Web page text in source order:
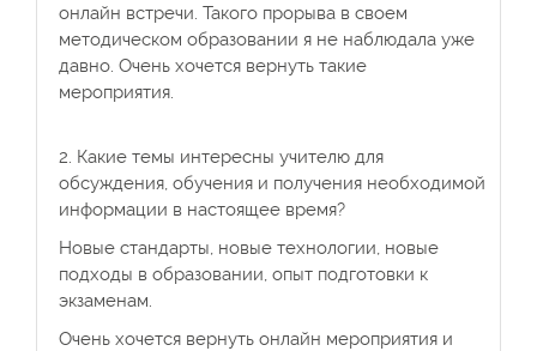
онлайн встречи. Такого прорыва в своем
методическом образовании я не наблюдала уже
давно. Очень хочется вернуть такие
мероприятия.
2. Какие темы интересны учителю для
обсуждения, обучения и получения необходимой
информации в настоящее время?
Новые стандарты, новые технологии, новые
подходы в образовании, опыт подготовки к
экзаменам.
Очень хочется вернуть онлайн мероприятия и